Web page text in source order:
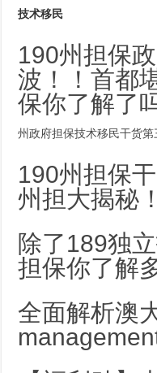
技术移民
190州担保
波！！首都
保你了解了
州政府担保技术移民干货第
190州担保
州担大揭秘！
除了189独
担保你了解
全面解析澳